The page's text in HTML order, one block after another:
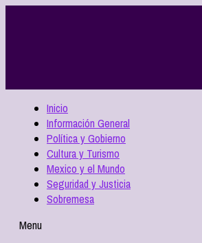
Inicio
Información General
Política y Gobierno
Cultura y Turismo
Mexico y el Mundo
Seguridad y Justicia
Sobremesa
Menu